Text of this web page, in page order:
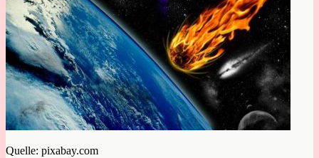
Quelle: pixabay.com